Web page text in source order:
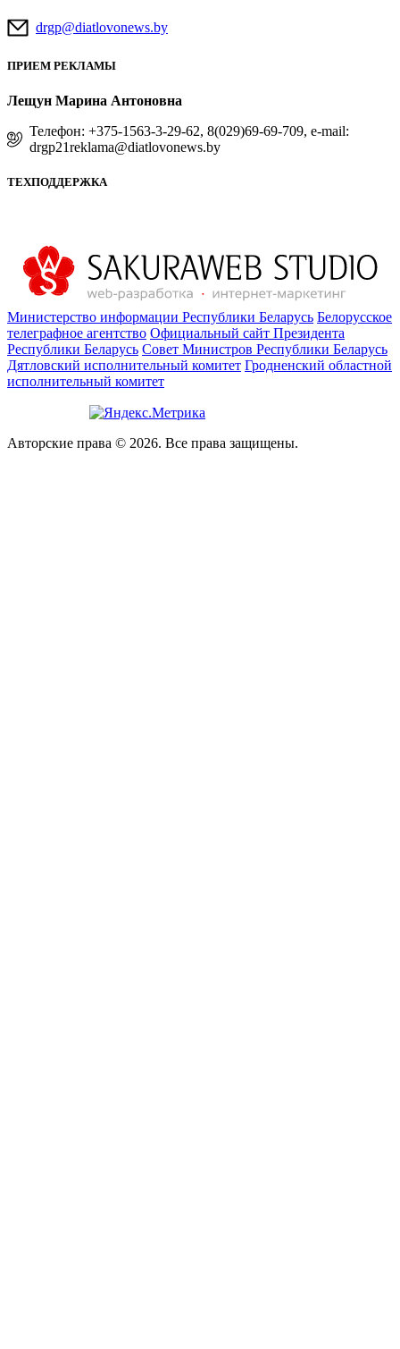
drgp@diatlovonews.by
ПРИЕМ РЕКЛАМЫ
Лещун Марина Антоновна
Телефон: +375-1563-3-29-62, 8(029)69-69-709, e-mail:
drgp21reklama@diatlovonews.by
ТЕХПОДДЕРЖКА
Министерство информации Республики Беларусь Белорусское
телеграфное агентство Официальный сайт Президента
Республики Беларусь Совет Министров Республики Беларусь
Дятловский исполнительный комитет Гродненский областной
исполнительный комитет
Авторские права © 2026. Все права защищены.